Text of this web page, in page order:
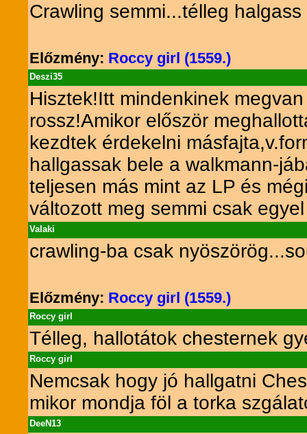
Crawling semmi...télleg
Előzmény: Roccy girl (1559.)
Deszi35
Hisztek!Itt mindenkinek
rossz!Amikor először
kezdtek érdekelni
hallgassak bele a walkmann-
teljesen más mint az LP és
változott meg semmi csak
Valaki
crawling-ba csak
Előzmény: Roccy girl (1559.)
Roccy girl
Télleg, hallotátok chesternek
Roccy girl
Nemcsak hogy jó hallgatni
mikor mondja föl a torka
DeeN13